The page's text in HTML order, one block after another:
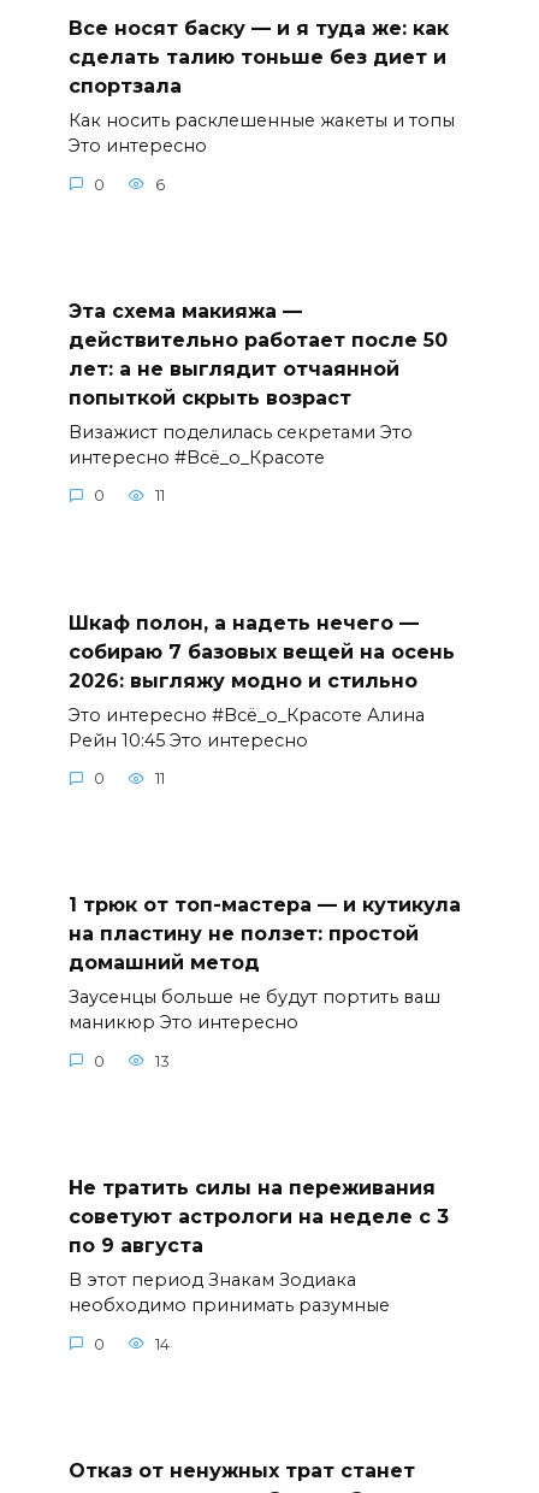
Все носят баску — и я туда же: как
сделать талию тоньше без диет и
спортзала
Как носить расклешенные жакеты и топы
Это интересно
0 6
Эта схема макияжа —
действительно работает после 50
лет: а не выглядит отчаянной
попыткой скрыть возраст
Визажист поделилась секретами Это
интересно #Всё_о_Красоте
0 11
Шкаф полон, а надеть нечего —
собираю 7 базовых вещей на осень
2026: выгляжу модно и стильно
Это интересно #Всё_о_Красоте Алина
Рейн 10:45 Это интересно
0 11
1 трюк от топ-мастера — и кутикула
на пластину не ползет: простой
домашний метод
Заусенцы больше не будут портить ваш
маникюр Это интересно
0 13
Не тратить силы на переживания
советуют астрологи на неделе с 3
по 9 августа
В этот период Знакам Зодиака
необходимо принимать разумные
0 14
Отказ от ненужных трат станет